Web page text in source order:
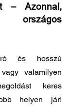
– Azonnal,
és hosszú
valamilyen
keres
helyen jár!